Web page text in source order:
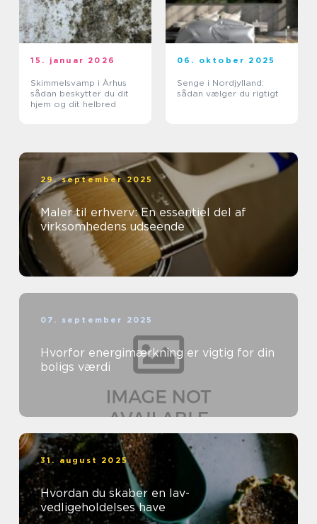
15. januar 2026
Skimmelsvamp i Århus
sådan beskytter du dit
hjem og dit helbred
06. oktober 2025
Senge i Nordjylland:
sådan vælger du rigtigt
29. september 2025
Maler til erhverv: En essentiel del af
virksomhedens udseende
07. september 2025
Hvorfor energimærkning er vigtig for din
boligs værdi
31. august 2025
Hvordan du skaber en lav-
vedligeholdelses have